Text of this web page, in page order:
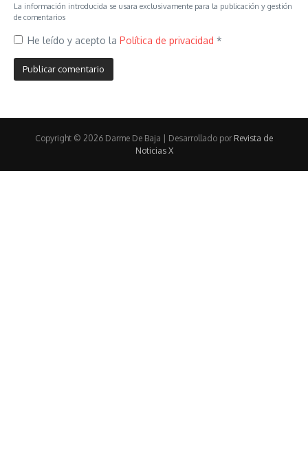
La información introducida se usara exclusivamente para la publicación y gestión
de comentarios
He leído y acepto la Política de privacidad *
Copyright © 2026 Darme De Baja | Desarrollado por Revista de
Noticias X